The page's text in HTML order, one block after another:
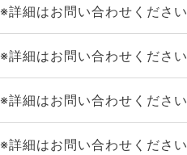
※詳細はお問い合わせください
※詳細はお問い合わせください
※詳細はお問い合わせください
※詳細はお問い合わせください